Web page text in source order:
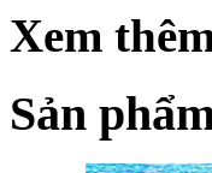
Xem
Sản